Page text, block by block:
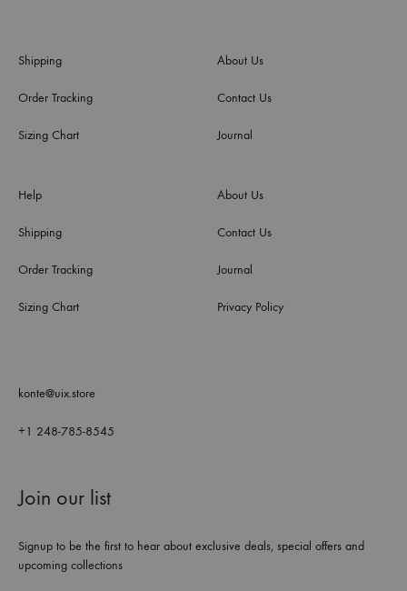
Shipping
Order Tracking
Sizing Chart
Help
Shipping
Order Tracking
Sizing Chart
About Us
Contact Us
Journal
About Us
Contact Us
Journal
Privacy Policy
konte@uix.store
+1 248-785-8545
Join our list
Signup to be the first to hear about exclusive deals, special offers and
upcoming collections